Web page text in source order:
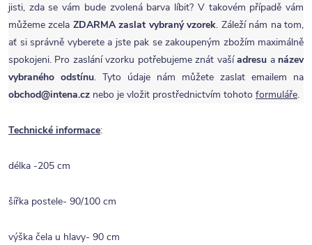
jisti, zda se vám bude zvolená barva líbit? V takovém případě vám
můžeme zcela ZDARMA zaslat vybraný vzorek. Záleží nám na tom,
ať si správně vyberete a jste pak se zakoupeným zbožím maximálně
spokojeni. Pro zaslání vzorku potřebujeme znát vašíadresu a název
vybraného odstínu. Tyto údaje nám můžete zaslat emailem na
obchod@intena.cz nebo je vložit prostřednictvím tohoto formuláře.
Technické informace:
délka -205 cm
šířka postele- 90/100 cm
výška čela u hlavy- 90 cm